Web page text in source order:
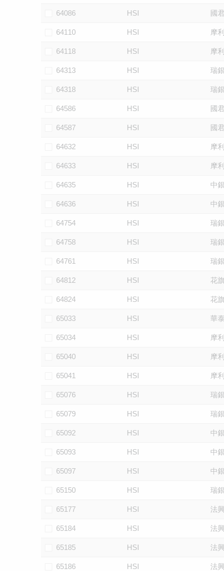
64086 HSI 國君
64110 HSI 摩利
64118 HSI 摩利
64313 HSI 瑞銀
64318 HSI 瑞銀
64586 HSI 國君
64587 HSI 國君
64632 HSI 摩利
64633 HSI 摩利
64635 HSI 中銀
64636 HSI 中銀
64754 HSI 瑞銀
64758 HSI 瑞銀
64761 HSI 瑞銀
64812 HSI 花旗
64824 HSI 花旗
65033 HSI 華泰
65034 HSI 摩利
65040 HSI 摩利
65041 HSI 摩利
65076 HSI 瑞銀
65079 HSI 瑞銀
65092 HSI 中銀
65093 HSI 中銀
65097 HSI 中銀
65150 HSI 瑞銀
65177 HSI 法興
65184 HSI 法興
65185 HSI 法興
65186 HSI 法興